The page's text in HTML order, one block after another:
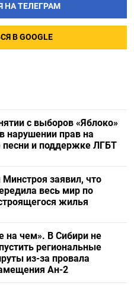
НА ТЕЛЕГРАМ
В GOOGLE
с выборов «Яблоко»
нарушении прав на
песни и поддержке ЛГБТ
заявил, что
весь мир по
жилья
на чем». В Сибири не
региональные
из-за провала
Ан-2